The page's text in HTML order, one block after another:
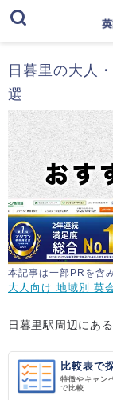
日暮里の大人
選
本記事は一部PRを含
大人向け 地域別 英
日暮里駅周辺にあ
比較表で
特徴やキャン
で比較